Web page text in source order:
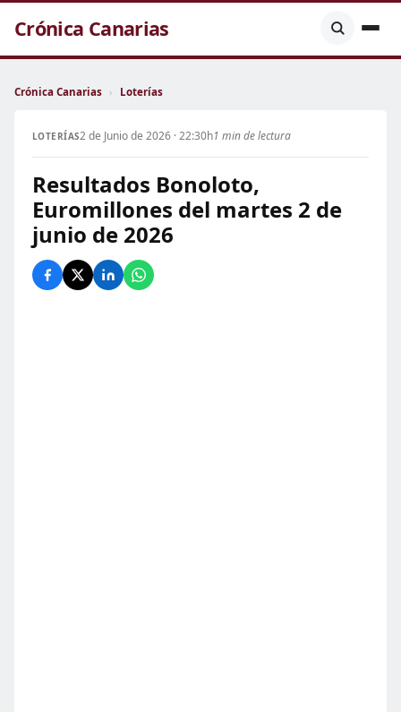
Crónica Canarias
Crónica Canarias › Loterías
LOTERÍAS2 de Junio de 2026 · 22:30h1 min de lectura
Resultados Bonoloto,
Euromillones del martes 2 de
junio de 2026